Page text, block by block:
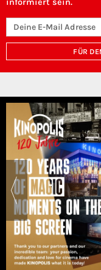
informiert sein.
FÜR